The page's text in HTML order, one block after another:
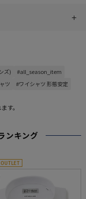
ズ)
#all_season_item
ツ
#ワイシャツ 形態安定
す。
ンキング
OUTLET